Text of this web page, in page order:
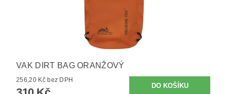
VAK DIRT BAG ORANŽOVÝ
256,20 Kč bez DPH